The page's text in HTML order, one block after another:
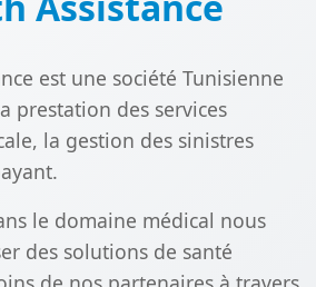
est une société Tunisienne
prestation des services
la gestion des sinistres
le domaine médical nous
des solutions de santé